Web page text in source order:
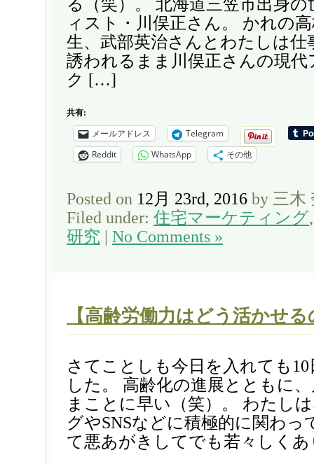
る（笑）。 北海道三笠市出身
ィスト・川俣正さん。 かれの
生、武部英治さんとわたしは仕
誘われるまま川俣正さんの現
ク […]
共有:
メールアドレス
Telegram
Reddit
WhatsApp その他
Posted on 12月 23rd, 2016 by 三木
Filed under: 住宅マーケティング
研究
No Comments »
【高齢労働力はどう活かせ
さてことしも今日を入れても
した。 高齢化の進展とともに
まことに早い（笑）。 わたし
グやSNSなどに積極的に関わっ
て悪あがきしてでも若々しく